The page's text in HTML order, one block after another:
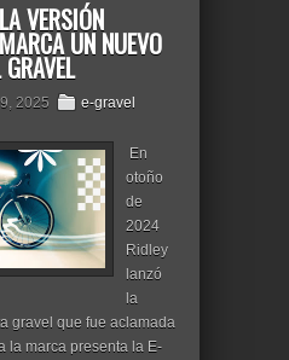
VERSIÓN
UN NUEVO
2025
e-gravel
En
otoño
de
2024
Ridley
lanzó
la
gravel que fue aclamada
la marca presenta la E-